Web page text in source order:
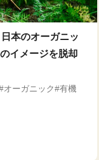
本のオーガニッ
のイメージを脱却
オーガニック
有機